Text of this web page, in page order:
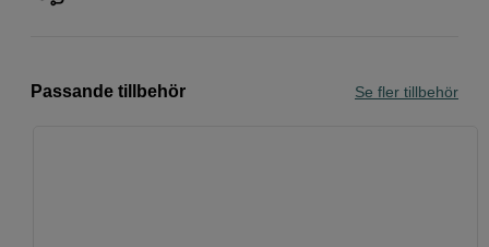
Passande tillbehör Se fler tillbehör